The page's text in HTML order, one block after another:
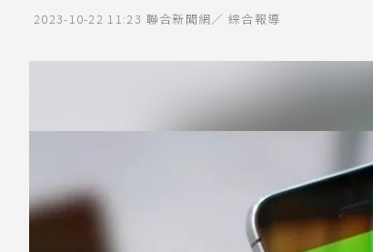
2023-10-22 11:23 聯合新聞網／ 綜合報導